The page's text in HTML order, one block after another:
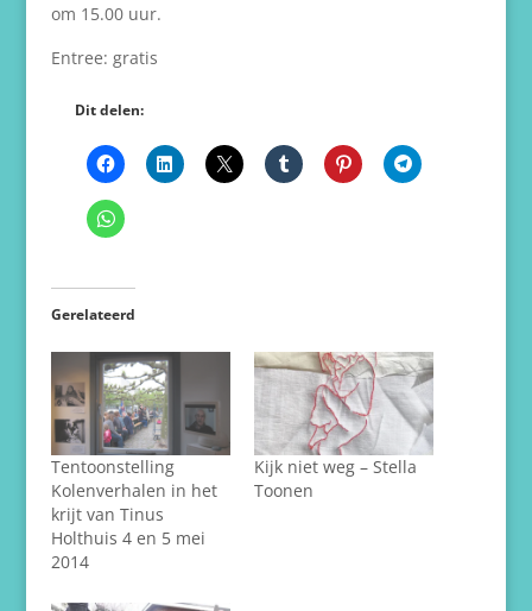
om 15.00 uur.
Entree: gratis
Dit delen:
Gerelateerd
Tentoonstelling
Kolenverhalen in het
krijt van Tinus
Holthuis 4 en 5 mei
2014
Kijk niet weg – Stella
Toonen